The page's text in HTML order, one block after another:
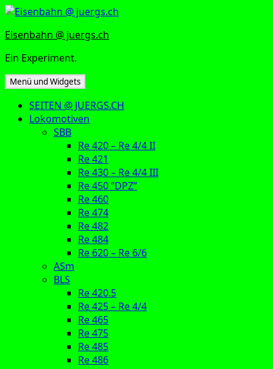
Zum
springen
Eisenbahn @ juergs.ch
Ein Experiment.
Menü und Widgets
SEITEN @ JUERGS.CH
Lokomotiven
SBB
Re 420 – Re 4/4 II
Re 421
Re 430 – Re 4/4 III
Re 450 “DPZ”
Re 460
Re 474
Re 482
Re 484
Re 620 – Re 6/6
ASm
BLS
Re 420.5
Re 425 – Re 4/4
Re 465
Re 475
Re 485
Re 486